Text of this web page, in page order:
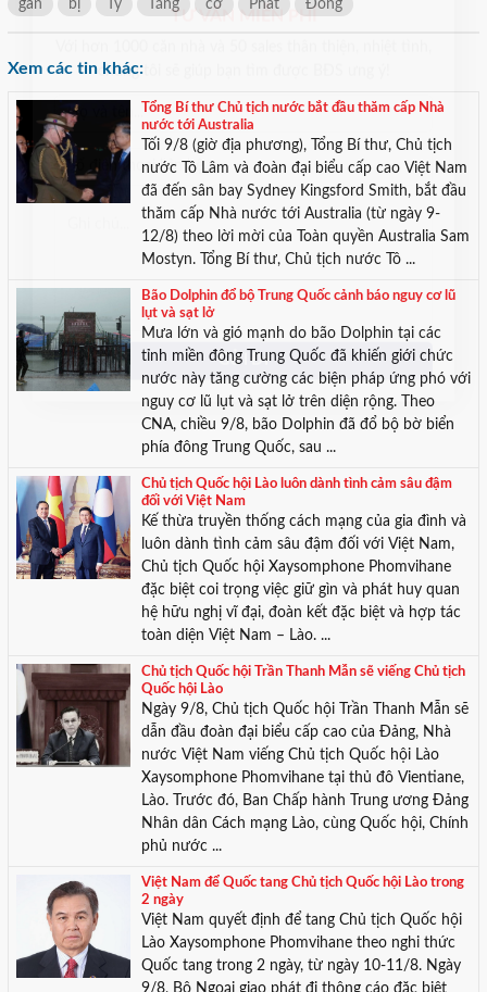
chúng tôi sẽ giúp bạn tìm được BĐS ưng ý!
gần bị Tỷ Tăng cơ Phát Đồng
Xem các tin khác:
Tổng Bí thư Chủ tịch nước bắt đầu thăm cấp Nhà
nước tới Australia
Tối 9/8 (giờ địa phương), Tổng Bí thư, Chủ tịch
nước Tô Lâm và đoàn đại biểu cấp cao Việt Nam
đã đến sân bay Sydney Kingsford Smith, bắt đầu
thăm cấp Nhà nước tới Australia (từ ngày 9-
12/8) theo lời mời của Toàn quyền Australia Sam
Mostyn. Tổng Bí thư, Chủ tịch nước Tô ...
Bão Dolphin đổ bộ Trung Quốc cảnh báo nguy cơ lũ
lụt và sạt lở
Mưa lớn và gió mạnh do bão Dolphin tại các
tỉnh miền đông Trung Quốc đã khiến giới chức
nước này tăng cường các biện pháp ứng phó với
nguy cơ lũ lụt và sạt lở trên diện rộng. Theo
CNA, chiều 9/8, bão Dolphin đã đổ bộ bờ biển
phía đông Trung Quốc, sau ...
Chủ tịch Quốc hội Lào luôn dành tình cảm sâu đậm
đối với Việt Nam
Kế thừa truyền thống cách mạng của gia đình và
luôn dành tình cảm sâu đậm đối với Việt Nam,
Chủ tịch Quốc hội Xaysomphone Phomvihane
đặc biệt coi trọng việc giữ gìn và phát huy quan
hệ hữu nghị vĩ đại, đoàn kết đặc biệt và hợp tác
toàn diện Việt Nam – Lào. ...
Chủ tịch Quốc hội Trần Thanh Mẫn sẽ viếng Chủ tịch
Quốc hội Lào
Ngày 9/8, Chủ tịch Quốc hội Trần Thanh Mẫn sẽ
dẫn đầu đoàn đại biểu cấp cao của Đảng, Nhà
nước Việt Nam viếng Chủ tịch Quốc hội Lào
Xaysomphone Phomvihane tại thủ đô Vientiane,
Lào. Trước đó, Ban Chấp hành Trung ương Đảng
Nhân dân Cách mạng Lào, cùng Quốc hội, Chính
phủ nước ...
Việt Nam để Quốc tang Chủ tịch Quốc hội Lào trong
2 ngày
Việt Nam quyết định để tang Chủ tịch Quốc hội
Lào Xaysomphone Phomvihane theo nghi thức
Quốc tang trong 2 ngày, từ ngày 10-11/8. Ngày